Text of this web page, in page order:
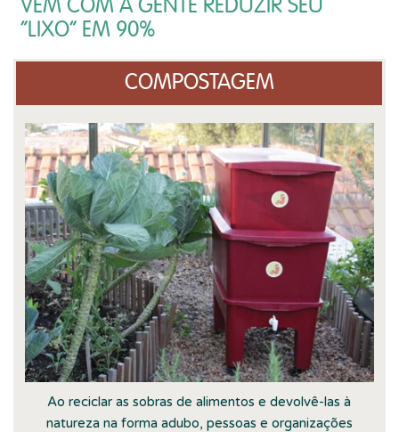
VEM COM A GENTE REDUZIR SEU
“LIXO” EM 90%
COMPOSTAGEM
Ao reciclar as sobras de alimentos e devolvê-las à
natureza na forma adubo, pessoas e organizações